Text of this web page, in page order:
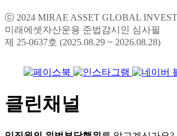
ⓒ 2024 MIRAE ASSET GLOBAL
미래에셋자산운용 준법감시인 심사필
제 25-0637호 (2025.08.29 ~ 2026.08.28)
클린채널